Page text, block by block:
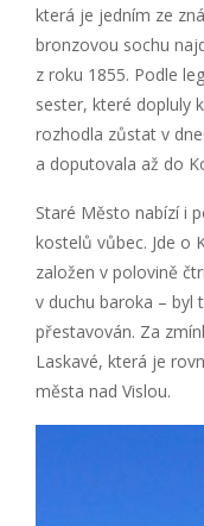
která je jedním ze
bronzovou sochu
z roku 1855. Podle
sester, které dopluly
rozhodla zůstat v
a doputovala až do
Staré Město nabízí i
kostelů vůbec. Jde o
založen v polovině
v duchu baroka – byl
přestavován. Za
Laskavé, která je
města nad Vislou.